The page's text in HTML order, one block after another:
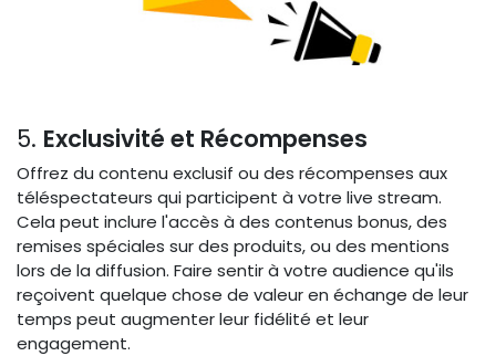
5. Exclusivité et Récompenses
Offrez du contenu exclusif ou des récompenses aux
téléspectateurs qui participent à votre live stream.
Cela peut inclure l'accès à des contenus bonus, des
remises spéciales sur des produits, ou des mentions
lors de la diffusion. Faire sentir à votre audience qu'ils
reçoivent quelque chose de valeur en échange de leur
temps peut augmenter leur fidélité et leur
engagement.